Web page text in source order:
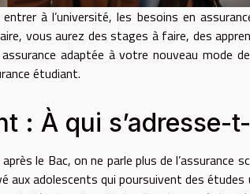
à l’université, les besoins en
vous aurez des stages à faire, des
adaptée à votre nouveau mode
étudiant.
: À qui s’adresse-
le Bac, on ne parle plus de l’assurance
aux adolescents qui poursuivent des